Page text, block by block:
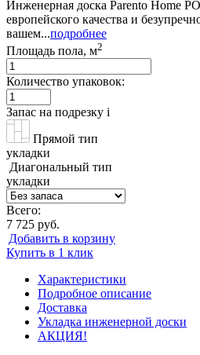
Инженерная доска Parento Home
европейского качества и
вашем...подробнее
Площадь пола, м2
Количество упаковок:
Запас на подрезку i
Прямой тип
укладки
Диагональный тип
укладки
Всего:
7 725 руб.
Добавить в корзину
Купить в 1 клик
Характеристики
Подробное описание
Доставка
Укладка инженерной доски
АКЦИЯ!